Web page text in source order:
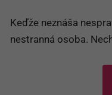
Keďže neznáša
nestranná osoba.